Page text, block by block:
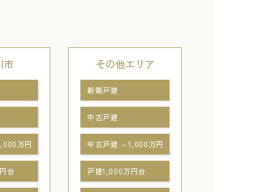
市
万円
台
その他エリア
新築戸建
中古戸建
中古戸建 ～1,000万円
戸建1,000万円台